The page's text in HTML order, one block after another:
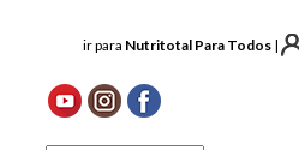
ir para Nutritotal Para Todos |